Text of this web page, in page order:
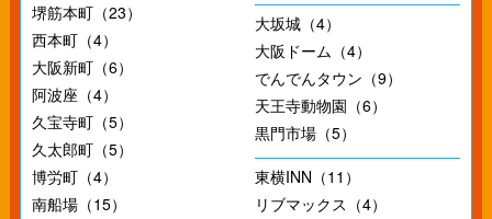
堺筋本町（23）
西本町（4）
大阪新町（6）
阿波座（4）
久宝寺町（5）
久太郎町（5）
博労町（4）
南船場（15）
大坂城（4）
大阪ドーム（4）
でんでんタウン（9）
天王寺動物園（6）
黒門市場（5）
東横INN（11）
リブマックス（4）